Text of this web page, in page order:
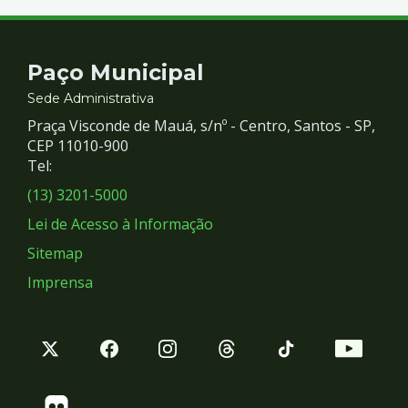
Contato
e
Redes
Sociais
Paço Municipal
Sede Administrativa
Praça Visconde de Mauá, s/nº - Centro, Santos - SP,
CEP 11010-900
Tel:
(13) 3201-5000
Lei de Acesso à Informação
Sitemap
Imprensa